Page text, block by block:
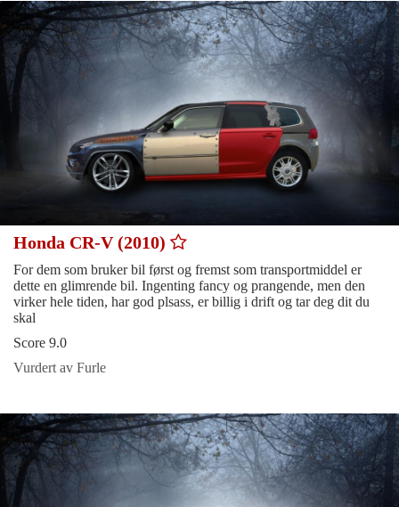
Honda CR-V (2010)
For dem som bruker bil først og fremst som transportmiddel er
dette en glimrende bil. Ingenting fancy og prangende, men den
virker hele tiden, har god plsass, er billig i drift og tar deg dit du
skal
Score 9.0
Vurdert av Furle